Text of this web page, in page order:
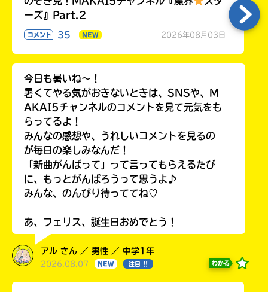
ーズ』Part.2
コメント 35 NEW 2026年08月03日
今日も暑いね〜！
暑くてやる気がおきないときは、SNSや、M
AKAI5チャンネルのコメントを見て元気をも
らってるよ！
みんなの感想や、うれしいコメントを見るの
が毎日の楽しみなんだ！
「新曲がんばって」って言ってもらえるたび
に、もっとがんばろうって思うよ♪
みんな、のんびり待っててね♡
あ、フェリス、誕生日おめでとう！
アル さん ／ 男性 ／ 中学1年
2026.08.07 NEW 注目 !! わかる